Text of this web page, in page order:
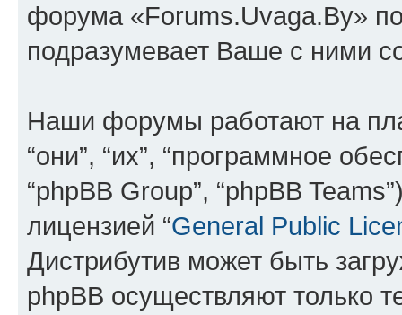
форума «Forums.Uvaga.By»
подразумевает Ваше с ними
Наши форумы работают на
“они”, “их”, “программное
“phpBB Group”, “phpBB
лицензией “General Public
Дистрибутив может быть
phpBB осуществляют только